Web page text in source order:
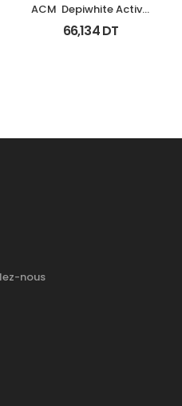
ACM  Depiwhite Active
Gel Unifiant Anti Taches
40Ml
66,134DT
nous